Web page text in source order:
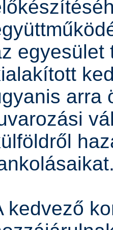
egyesület
arra
kedvező